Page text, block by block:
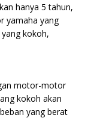
hanya 5 tahun,
yamaha yang
kokoh,
motor-motor
kokoh akan
yang berat